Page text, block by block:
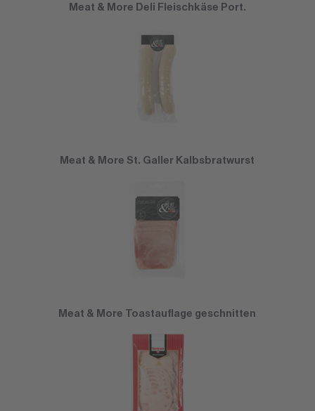
Meat & More Deli Fleischkäse Port.
Meat & More St. Galler Kalbsbratwurst
Meat & More Toastauflage geschnitten